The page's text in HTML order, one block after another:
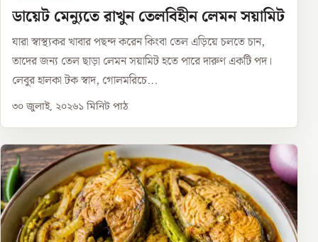
ডায়েট মেন্যুতে রাখুন তেলবিহীন লেমন সয়ামিট
যারা স্বাস্থ্যকর খাবার পছন্দ করেন কিংবা তেল এড়িয়ে চলতে চান,
তাদের জন্য তেল ছাড়া লেমন সয়ামিট হতে পারে দারুণ একটি পদ।
লেবুর হালকা টক স্বাদ, গোলমরিচে...
৩০ জুলাই, ২০২৬১ মিনিট পাঠ